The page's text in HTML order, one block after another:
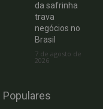
da safrinha
trava
negócios no
Brasil
7 de agosto de
2026
Populares